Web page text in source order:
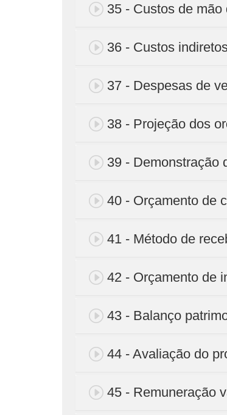
35 - Custos de mão
36 - Custos
37 - Despesas de
38 - Projeção dos
39 - Demonstração
40 - Orçamento de
41 - Método de
42 - Orçamento de
43 - Balanço
44 - Avaliação do
45 - Remuneração